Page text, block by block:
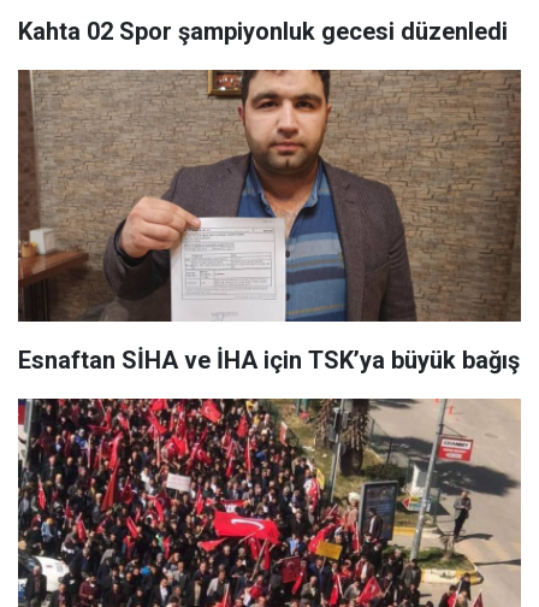
Kahta 02 Spor şampiyonluk gecesi düzenledi
Esnaftan SİHA ve İHA için TSK’ya büyük bağış